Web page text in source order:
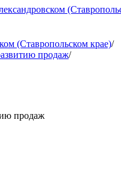
(Ставропольском крае)/
продаж/
продаж